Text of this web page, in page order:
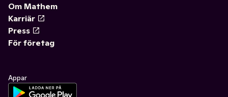
Om Mathem
Karriär
Press
För företag
Appar